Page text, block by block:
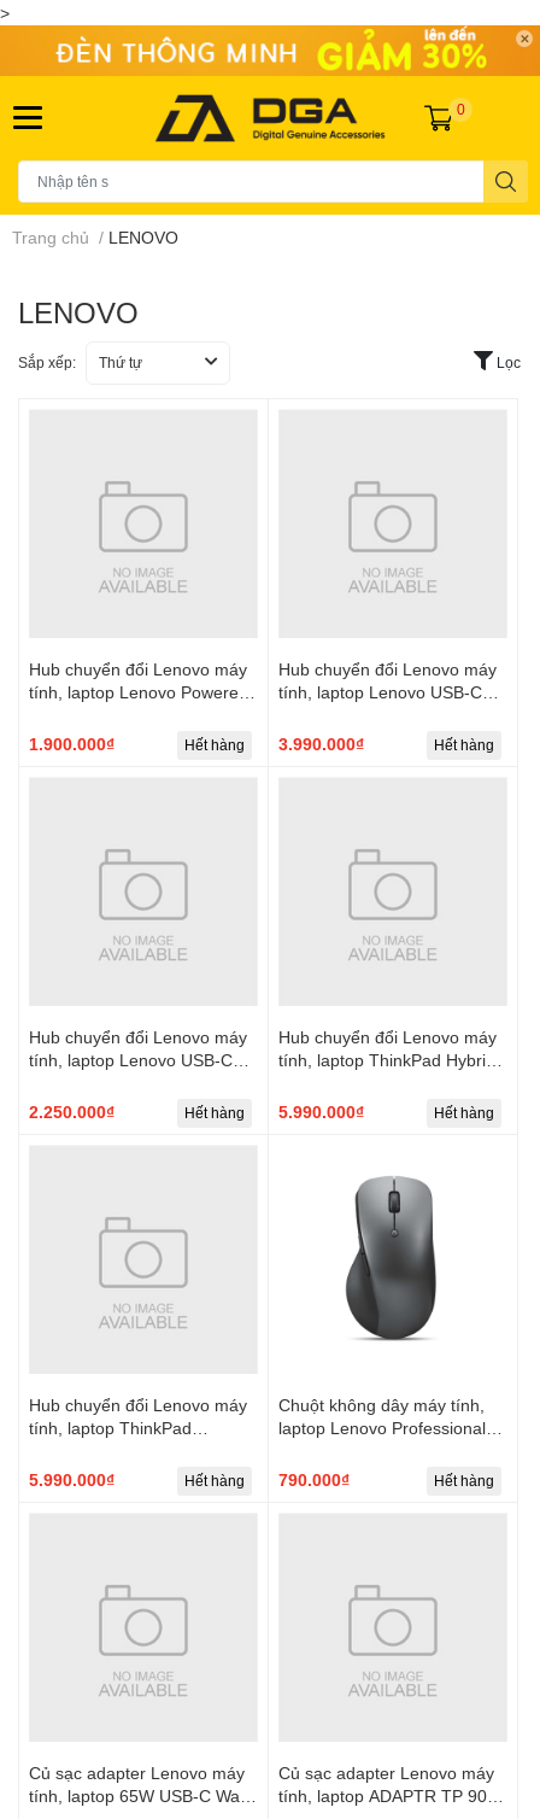
>
0
Trang chủ / LENOVO
LENOVO
Sắp xếp: Thứ tự Lọc
Hub chuyển đổi Lenovo máy
tính, laptop Lenovo Powered
1.900.000₫
Hết hàng
Hub chuyển đổi Lenovo máy
tính, laptop Lenovo USB-C
adapter)
3.990.000₫ Hết hàng
Hub chuyển đổi Lenovo máy
tính, laptop Lenovo USB-C
2.250.000₫
Hết hàng
Hub chuyển đổi Lenovo máy
tính, laptop ThinkPad Hybrid
EU/AP
5.990.000₫ Hết hàng
Hub chuyển đổi Lenovo máy
tính, laptop ThinkPad
5.990.000₫
Hết hàng
Chuột không dây máy tính,
laptop Lenovo Professional
Mouse
790.000₫ Hết hàng
Củ sạc adapter Lenovo máy
tính, laptop 65W USB-C Wall
Củ sạc adapter Lenovo máy
tính, laptop ADAPTR TP 90W